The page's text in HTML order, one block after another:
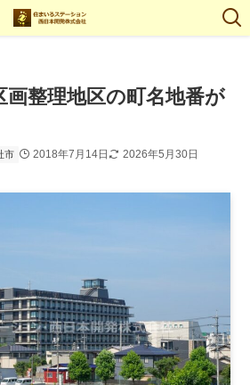
画整理地区の町名地番が
市 2018年7月14日 2026年5月30日